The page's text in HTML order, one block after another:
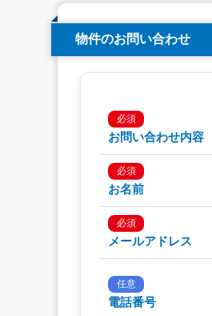
物件のお問い合わせ
必須
お問い合わせ内容
必須
お名前
必須
メールアドレス
任意
電話番号